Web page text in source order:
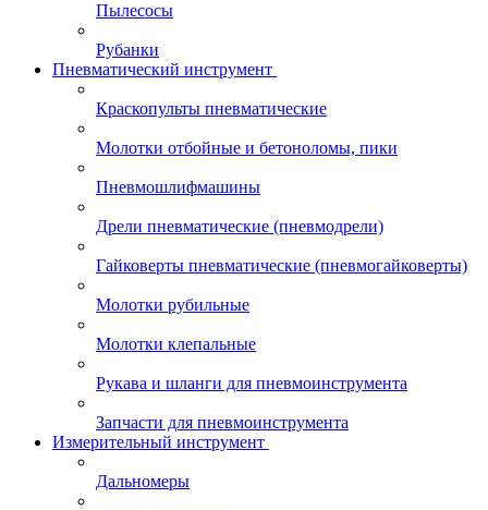
Пылесосы
Рубанки
Пневматический инструмент
Краскопульты пневматические
Молотки отбойные и бетоноломы, пики
Пневмошлифмашины
Дрели пневматические (пневмодрели)
Гайковерты пневматические (пневмогайковерты)
Молотки рубильные
Молотки клепальные
Рукава и шланги для пневмоинструмента
Запчасти для пневмоинструмента
Измерительный инструмент
Дальномеры